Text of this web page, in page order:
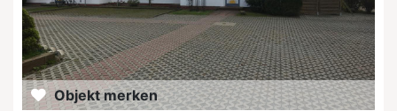
Objekt merken